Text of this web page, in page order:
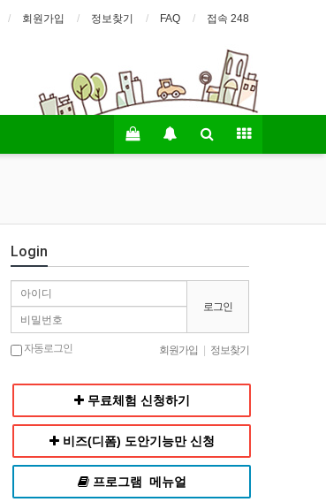
회원가입 정보찾기 FAQ 접속 248
Login
로그인
자동로그인 회원가입 정보찾기
무료체험 신청하기
비즈(디폼) 도안기능만 신청
프로그램 메뉴얼